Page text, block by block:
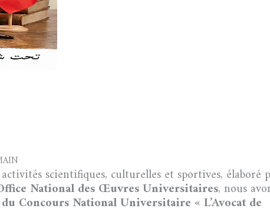
scientifiques, culturelles et sportives, élaboré
National des Œuvres Universitaires, nous
Concours National Universitaire « L’Avocat de